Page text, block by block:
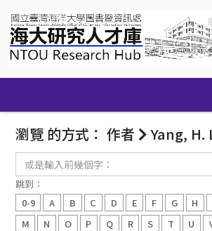
navigation
瀏覽 的方式： 作者 Yang, H.
跳到：
0-9
A B C D E F G H
M
N O P Q R S T U